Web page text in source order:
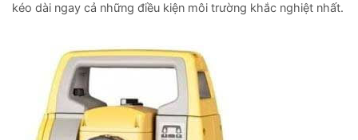
kéo dài ngay cả những điều kiện môi trường khắc nghiệt nhất.